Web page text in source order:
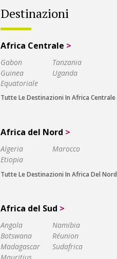
Destinazioni
Africa Centrale >
Gabon
Guinea
Equatoriale
Tanzania
Uganda
Tutte Le Destinazioni In Africa Centrale
Africa del Nord >
Algeria
Etiopia
Marocco
Tutte Le Destinazioni In Africa Del Nord
Africa del Sud >
Angola
Botswana
Madagascar
Namibia
Réunion
Sudafrica